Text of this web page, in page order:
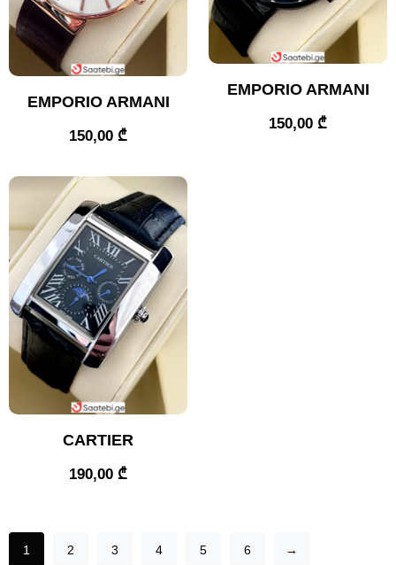
EMPORIO ARMANI
150,00 ₾
EMPORIO ARMANI
150,00 ₾
CARTIER
190,00 ₾
1 2 3 4 5 6 →